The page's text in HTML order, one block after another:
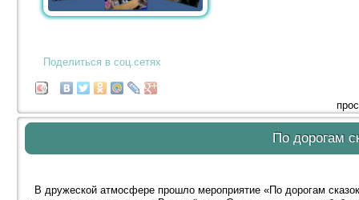
Поделиться в соц.сетях
По дорогам
В дружеской атмосфере прошло мероприятие «По дорогам